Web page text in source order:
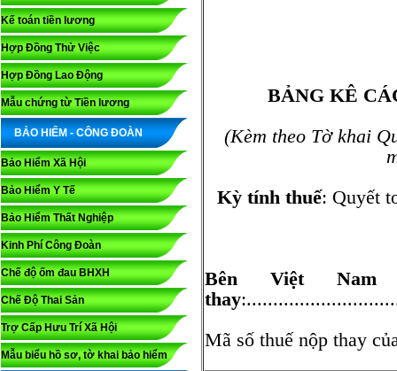
Kế toán tiền lương
Hợp Đồng Thử Việc
Hợp Đồng Lao Động
Mẫu chứng từ Tiền lương
BẢO HIỂM - CÔNG ĐOÀN
Bảo Hiểm Xã Hội
Bảo Hiểm Y Tế
Bảo Hiểm Thất Nghiệp
Kinh Phí Công Đoàn
Chế độ ốm đau BHXH
Chế Độ Thai Sản
Trợ Cấp Hưu Trí Xã Hội
Mẫu biểu hồ sơ, tờ khai bảo hiểm
BẢNG KÊ
(Kèm theo Tờ khai
Kỳ tính thuế: Quyết
Bên Việt
thay
Mã số thuế nộp